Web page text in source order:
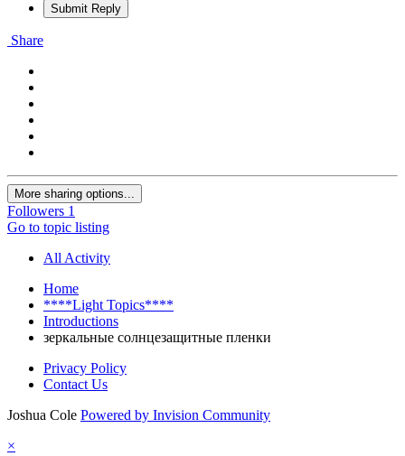
Submit Reply
Share
More sharing options...
Followers 1
Go to topic listing
All Activity
Home
****Light Topics****
Introductions
зеркальные солнцезащитные пленки
Privacy Policy
Contact Us
Joshua Cole Powered by Invision Community
×